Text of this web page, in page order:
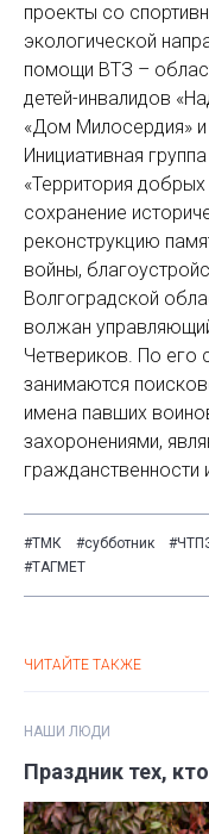
проекты со
экологической
помощи ВТЗ –
детей-инвалидов
«Дом Милосердия»
Инициативная
«Территория
сохранение
реконструкцию
войны,
Волгоградской
волжан
Четвериков. По его
занимаются
имена павших
захоронениями,
гражданственности
#ТМК #субботник
#ТАГМЕТ
ЧИТАЙТЕ ТАКЖЕ
НАШИ ЛЮДИ
Праздник тех,